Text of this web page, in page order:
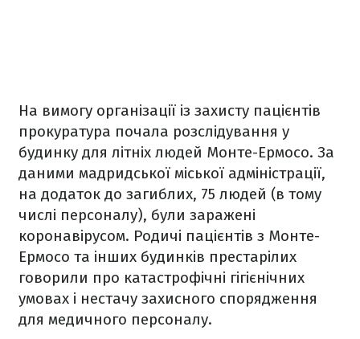
На вимогу організації із захисту пацієнтів
прокуратура почала розслідування у
будинку для літніх людей Монте-Ермосо. За
даними мадридської міської адміністрації,
на додаток до загиблих, 75 людей (в тому
числі персоналу), були заражені
коронавірусом. Родичі пацієнтів з Монте-
Ермосо та інших будинків престарілих
говорили про катастрофічні гігієнічних
умовах і нестачу захисного спорядження
для медичного персоналу.